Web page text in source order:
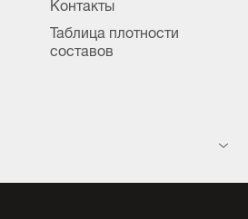
Таблица плотности
составов